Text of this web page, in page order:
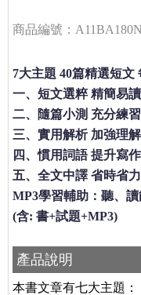
商品編號：
7大主題 40篇精選短文
一、短文選粹 精簡易讀
二、隨篇小測 充分練習
三、實用解析 加強理解
四、慣用詞語 提升寫作
五、全文中譯 省時省力
MP3學習輔助：聽、
(含: 書+試題+MP3)
產品說明
本書文章有七大主題：